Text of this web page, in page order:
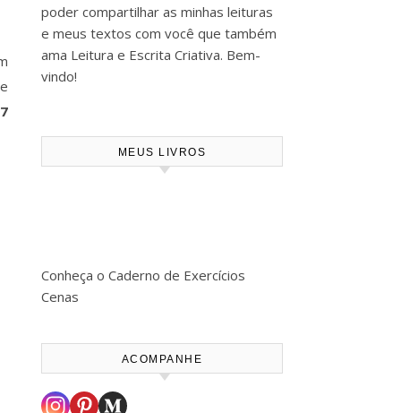
7
poder compartilhar as minhas leituras
e meus textos com você que também
ama Leitura e Escrita Criativa. Bem-
vindo!
MEUS LIVROS
Conheça o Caderno de Exercícios
Cenas
ACOMPANHE